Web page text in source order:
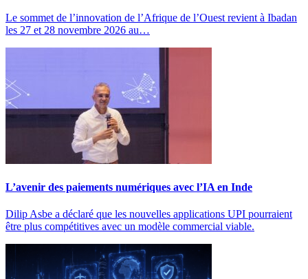
Le sommet de l’innovation de l’Afrique de l’Ouest revient à Ibadan
les 27 et 28 novembre 2026 au…
L’avenir des paiements numériques avec l’IA en Inde
Dilip Asbe a déclaré que les nouvelles applications UPI pourraient
être plus compétitives avec un modèle commercial viable.